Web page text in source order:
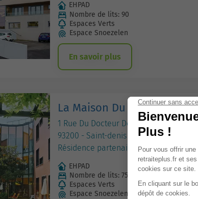
EHPAD
Nombre de lits: 90
Espaces Verts
Espace Snoezelen
En savoir plus
La Maison Du Laurier Noble
1 Rue Du Docteur Delafontaine
93200 - Saint-denis
Résidence partenaire
EHPAD
Nombre de lits: 75
Espaces Verts
Espace Snoezelen